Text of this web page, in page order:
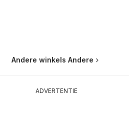
Andere winkels Andere
ADVERTENTIE